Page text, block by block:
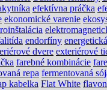
efektívna práčka
ekonomické varenie
endorfíny
dvere exteriérové
farebné kombinácie
repa fermentovaná
kabelka Flat White